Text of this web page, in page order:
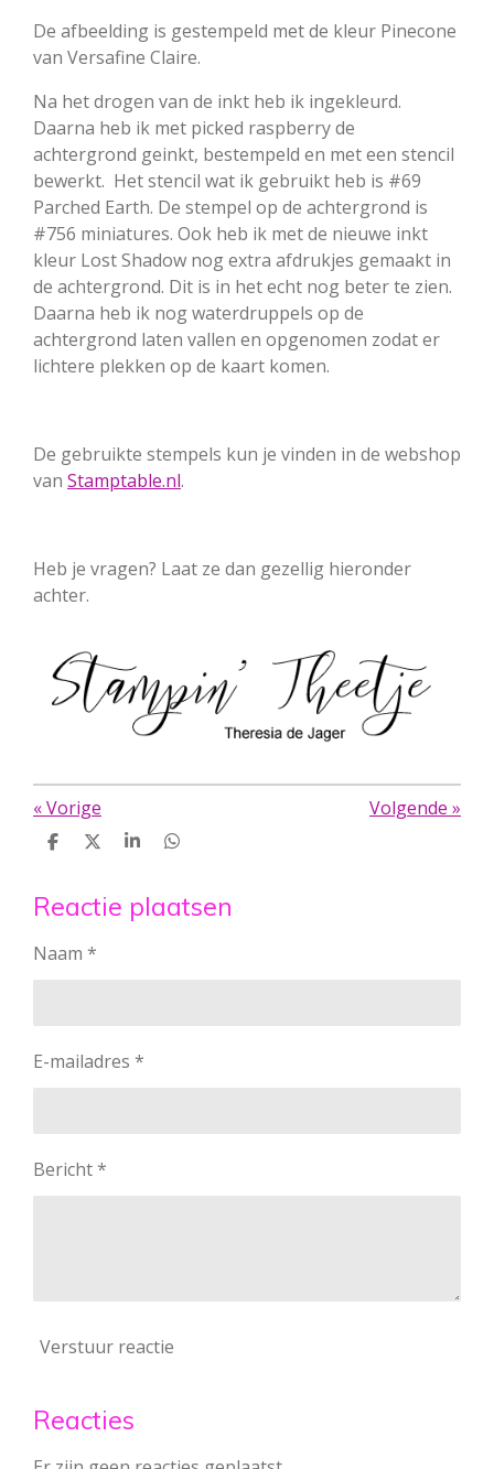
De afbeelding is gestempeld met de kleur Pinecone
van Versafine Claire.
Na het drogen van de inkt heb ik ingekleurd.
Daarna heb ik met picked raspberry de
achtergrond geinkt, bestempeld en met een stencil
bewerkt. Het stencil wat ik gebruikt heb is #69
Parched Earth. De stempel op de achtergrond is
#756 miniatures. Ook heb ik met de nieuwe inkt
kleur Lost Shadow nog extra afdrukjes gemaakt in
de achtergrond. Dit is in het echt nog beter te zien.
Daarna heb ik nog waterdruppels op de
achtergrond laten vallen en opgenomen zodat er
lichtere plekken op de kaart komen.
De gebruikte stempels kun je vinden in de webshop
van Stamptable.nl.
Heb je vragen? Laat ze dan gezellig hieronder
achter.
«Vorige Volgende »
D
e
n
D
l
S
r
e
D
e
n
Reactie plaatsen
Naam *
E-mailadres *
Bericht *
Verstuur reactie
Reacties